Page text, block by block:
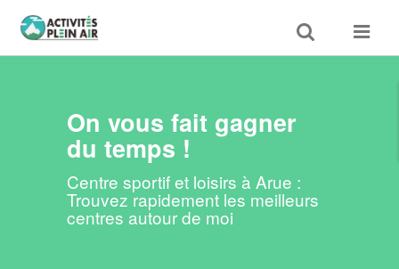
Toggle
search
Toggle
On vous fait gagner
du temps !
Centre sportif et loisirs à Arue :
Trouvez rapidement les meilleurs
centres autour de moi